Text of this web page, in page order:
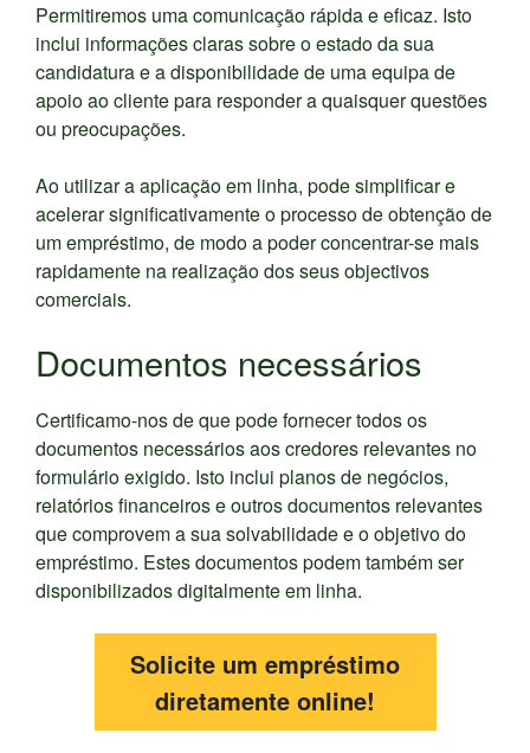
Permitiremos uma comunicação rápida e eficaz. Isto
inclui informações claras sobre o estado da sua
candidatura e a disponibilidade de uma equipa de
apoio ao cliente para responder a quaisquer questões
ou preocupações.
Ao utilizar a aplicação em linha, pode simplificar e
acelerar significativamente o processo de obtenção de
um empréstimo, de modo a poder concentrar-se mais
rapidamente na realização dos seus objectivos
comerciais.
Documentos necessários
Certificamo-nos de que pode fornecer todos os
documentos necessários aos credores relevantes no
formulário exigido. Isto inclui planos de negócios,
relatórios financeiros e outros documentos relevantes
que comprovem a sua solvabilidade e o objetivo do
empréstimo. Estes documentos podem também ser
disponibilizados digitalmente em linha.
Solicite um empréstimo
diretamente online!